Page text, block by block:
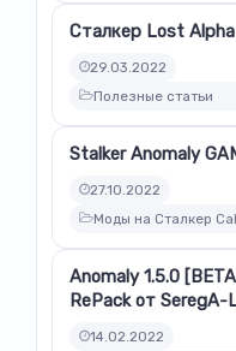
Сталкер Lost
29.03.2022
Полезные статьи
Stalker Anomaly
27.10.2022
Моды на Сталкер
Anomaly 1.5.0
RePack от SeregA-
14.02.2022